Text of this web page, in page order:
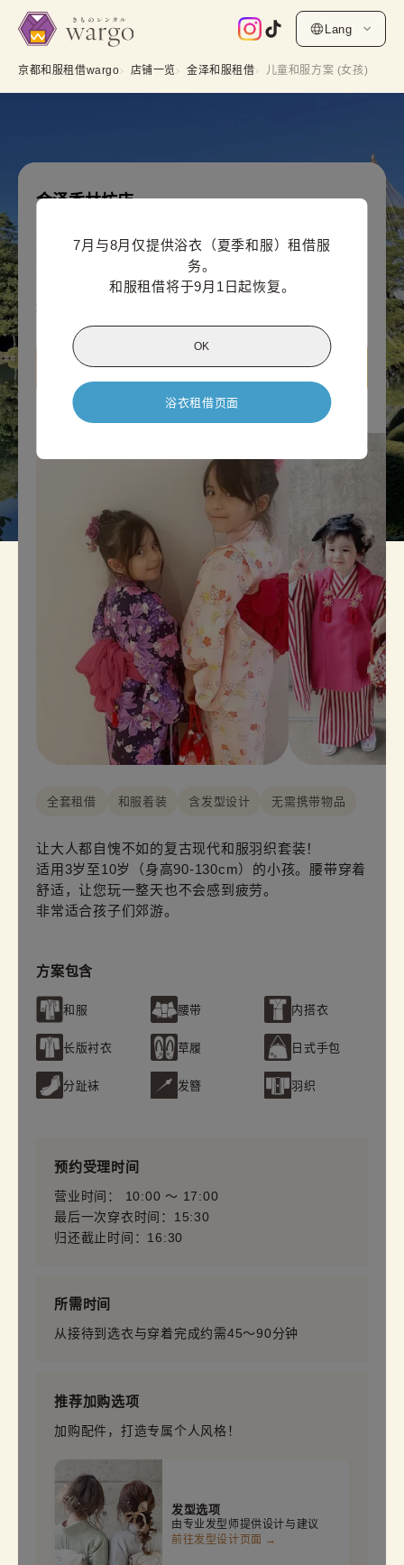
Lang
京都和服租借wargo 店铺一览 金泽和服租借 儿童和服方案 (女孩)
7月与8月仅提供浴衣（夏季和服）租借服
务。
和服租借将于9月1日起恢复。
OK
浴衣租借页面
金泽香林坊店
¥ 3,300(含税)~
¥4,400
查看 金泽香林坊店信息
全套租借 和服着装 含发型设计 无需携带物品
让大人都自愧不如的复古现代和服羽织套装！
适用3岁至10岁（身高90-130cm）的小孩。腰带穿着
舒适，让您玩一整天也不会感到疲劳。
非常适合孩子们郊游。
方案包含
和服 腰带 内搭衣
长版衬衣 草履 日式手包
分趾袜 发簪 羽织
预约受理时间
营业时间： 10:00 〜 17:00
最后一次穿衣时间：15:30
归还截止时间：16:30
所需时间
从接待到选衣与穿着完成约需45～90分钟
推荐加购选项
加购配件，打造专属个人风格！
发型选项
由专业发型师提供设计与建议
前往发型设计页面 →